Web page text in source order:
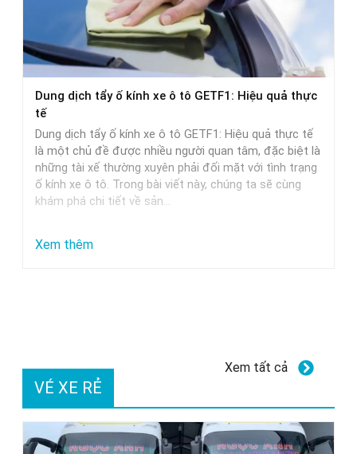
Mua
Cà
Phê
Hạt
Cao
Cấp:
Trung
Nguyên,
Milano
Dung dịch tẩy ố kính xe ô tô GETF1: Hiệu quả thực
tế
Dung dịch tẩy ố kính xe ô tô GETF1: Hiệu quả thực tế
là một chủ đề được nhiều người quan tâm, đặc biệt là
những tài xế thường xuyên phải đối mặt với tình trạng
ố kính xe ô tô. Trong bài viết này, chúng ta sẽ cùng
khám phá chi tiết về sản…
Xem thêm:
xe
tô
GETF1:
VÉ XE RẺ
Xem tất cả